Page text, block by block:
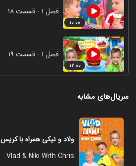
۱۰:۰۰
فصل ۱ - قسمت ۱۸
۱۲:۰۰
فصل ۱ - قسمت ۱۹
سریال‌های مشابه
ولاد و نیکی همراه با کریس
Vlad & Niki With Chris